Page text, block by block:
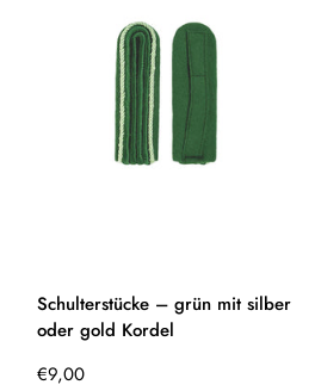
Schulterstücke – grün mit silber
oder gold Kordel
Regulärer
€9,00